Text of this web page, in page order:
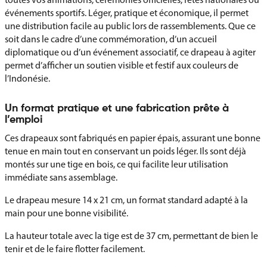
événements sportifs. Léger, pratique et économique, il permet
une distribution facile au public lors de rassemblements. Que ce
soit dans le cadre d’une commémoration, d’un accueil
diplomatique ou d’un événement associatif, ce drapeau à agiter
permet d’afficher un soutien visible et festif aux couleurs de
l’Indonésie.
Un format pratique et une fabrication prête à
l’emploi
Ces drapeaux sont fabriqués en papier épais, assurant une bonne
tenue en main tout en conservant un poids léger. Ils sont déjà
montés sur une tige en bois, ce qui facilite leur utilisation
immédiate sans assemblage.
Le drapeau mesure 14 x 21 cm, un format standard adapté à la
main pour une bonne visibilité.
La hauteur totale avec la tige est de 37 cm, permettant de bien le
tenir et de le faire flotter facilement.